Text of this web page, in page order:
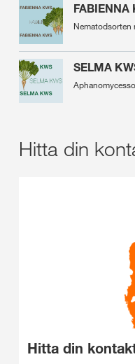
FABIENNA
Nematodsorten
SELMA
Hitta din
Hitta din